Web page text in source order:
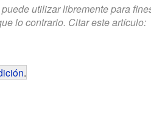
utilizar libremente para
lo contrario. Citar este artículo:
.